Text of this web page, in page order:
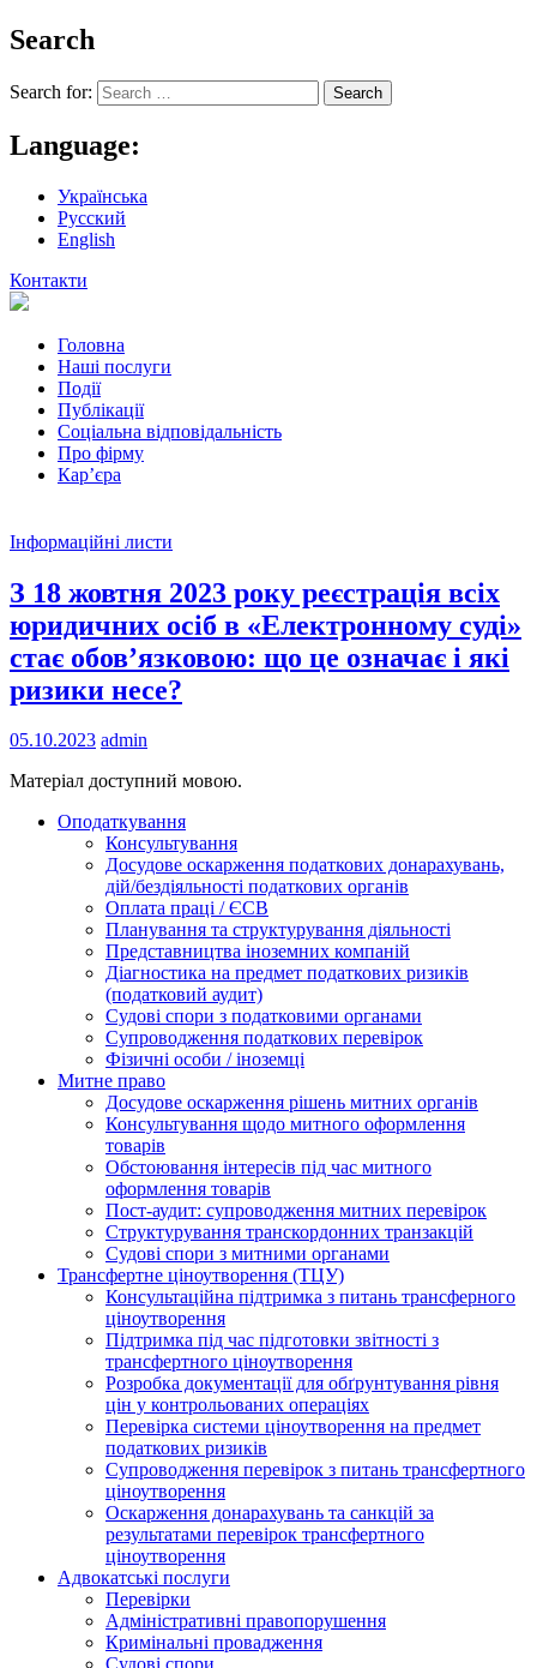
Search
Search for:
Language:
Українська
Русский
English
Контакти
Головна
Наші послуги
Події
Публікації
Соціальна відповідальність
Про фiрму
Кар’єра
Інформаційні листи
З 18 жовтня 2023 року реєстрація всіх
юридичних осіб в «Електронному суді»
стає обов’язковою: що це означає і які
ризики несе?
05.10.2023 admin
Матеріал доступний мовою.
Оподаткування
Консультування
Досудове оскарження податкових донарахувань,
дій/бездіяльності податкових органів
Оплата праці / ЄСВ
Планування та структурування діяльності
Представництва іноземних компаній
Діагностика на предмет податкових ризиків
(податковий аудит)
Судові спори з податковими органами
Супроводження податкових перевірок
Фізичні особи / іноземці
Митне право
Досудове оскарження рішень митних органів
Консультування щодо митного оформлення
товарів
Обстоювання інтересів під час митного
оформлення товарів
Пост-аудит: супроводження митних перевірок
Структурування транскордонних транзакцій
Судові спори з митними органами
Трансфертне ціноутворення (ТЦУ)
Консультаційна підтримка з питань трансферного
ціноутворення
Підтримка під час підготовки звітності з
трансфертного ціноутворення
Розробка документації для обґрунтування рівня
цін у контрольованих операціях
Перевірка системи ціноутворення на предмет
податкових ризиків
Супроводження перевірок з питань трансфертного
ціноутворення
Оскарження донарахувань та санкцій за
результатами перевірок трансфертного
ціноутворення
Адвокатські послуги
Перевірки
Адміністративні правопорушення
Кримінальні провадження